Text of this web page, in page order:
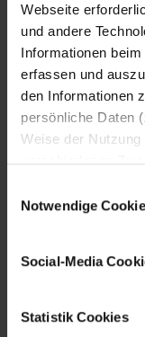
Webseite
und andere
Informationen
erfassen und
den Informationen
persönliche Daten
Weise der
verschiedenen
nutzen, indem sie
anonymisiert für
Marketing
Werbung
um Inhalte und
Notwendige
Social-Media
Statistik Cookies
Großzügige
303 cm und ist
mattschwarzen
Einhebel-
Statement im
Flexibel planbar:
,